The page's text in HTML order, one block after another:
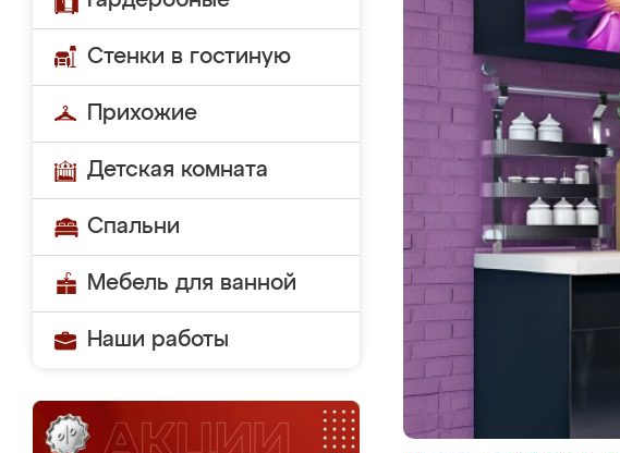
Стенки в гостиную
Прихожие
Детская комната
Спальни
Мебель для ванной
Наши работы